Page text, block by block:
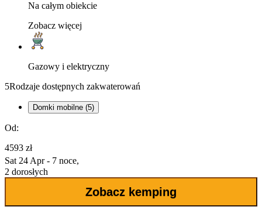
Na całym obiekcie
Zobacz więcej
Gazowy i elektryczny
5Rodzaje dostępnych zakwaterowań
Domki mobilne (5)
Od:
4593 zł
Sat 24 Apr - 7 noce,
2 dorosłych
Zobacz kemping